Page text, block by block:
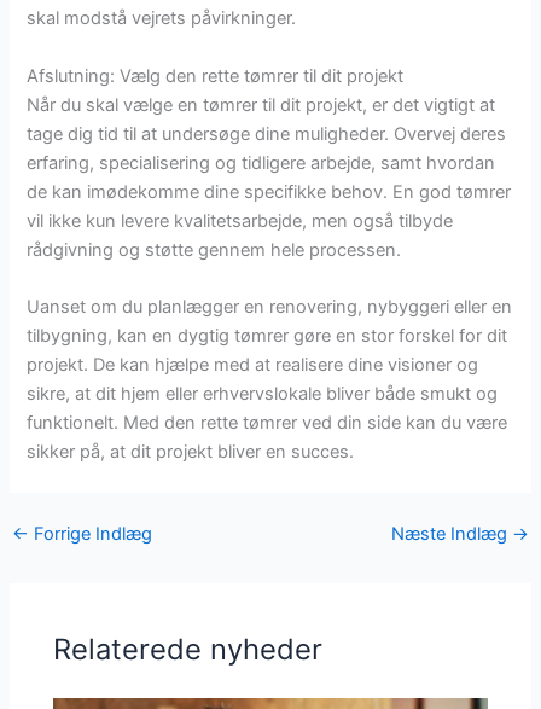
skal modstå vejrets påvirkninger.
Afslutning: Vælg den rette tømrer til dit projekt
Når du skal vælge en tømrer til dit projekt, er det vigtigt at
tage dig tid til at undersøge dine muligheder. Overvej deres
erfaring, specialisering og tidligere arbejde, samt hvordan
de kan imødekomme dine specifikke behov. En god tømrer
vil ikke kun levere kvalitetsarbejde, men også tilbyde
rådgivning og støtte gennem hele processen.
Uanset om du planlægger en renovering, nybyggeri eller en
tilbygning, kan en dygtig tømrer gøre en stor forskel for dit
projekt. De kan hjælpe med at realisere dine visioner og
sikre, at dit hjem eller erhvervslokale bliver både smukt og
funktionelt. Med den rette tømrer ved din side kan du være
sikker på, at dit projekt bliver en succes.
← Forrige Indlæg Næste Indlæg →
Relaterede nyheder